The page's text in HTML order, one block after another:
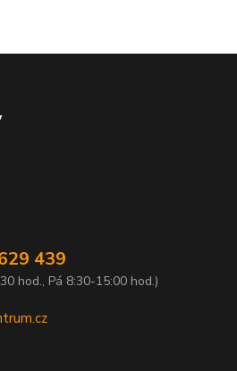
439
hod., Pá 8:30-15:00 hod.)